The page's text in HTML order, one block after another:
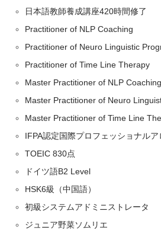
日本語教師養成講座420時間修了
Practitioner of NLP Coaching
Practitioner of Neuro Linguistic
Practitioner of Time Line Therapy
Master Practitioner of NLP Coaching
Master Practitioner of Neuro
Master Practitioner of Time Line
IFPA認定国際プロフェッショナルア
TOEIC 830点
ドイツ語B2 Level
HSK6級（中国語）
初級システムアドミニストレータ
ジュニア野菜ソムリエ